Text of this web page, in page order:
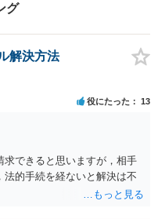
グ
解決方法
役にたった 13
求できると思いますが，相手
法的手続を経ないと解決は不